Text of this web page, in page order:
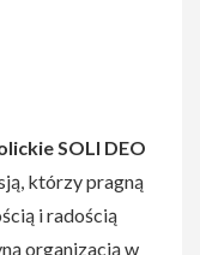
Wawer -
w
Anna i
Zanussi.
czyli
o. Robert
SOLI DEO
którzy pragną
i radością
organizacją w